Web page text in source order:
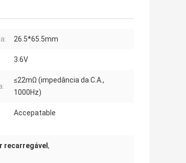
26.5*65.5mm
3.6V
≤22mΩ (impedância da C.A.,
1000Hz)
Accepatable
recarregável ,